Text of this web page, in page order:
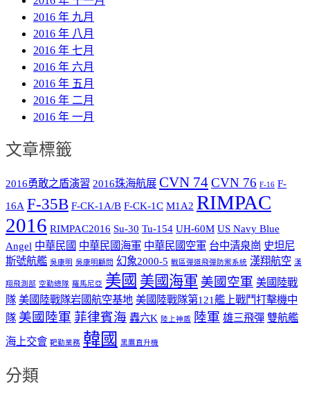
2016 年 九月
2016 年 八月
2016 年 七月
2016 年 六月
2016 年 五月
2016 年 二月
2016 年 一月
文章標籤
2016勇敢之盾演習 2016珠海航展 CVN 74CVN 76 F-16 F-
16A F-35B F-CK-1A/B F-CK-1C M1A2 RIMPAC
2016 RIMPAC2016 Su-30 Tu-154 UH-60M US Navy Blue
Angel 中華民國 中華民國海軍 中華民國空軍 台中清泉崗 史坦尼
斯號航艦 吳康明 吳康明顧問 幻象2000-5 戰區彈道飛彈防禦系統 漢翔航空 漢
翔飛測部 空勤總隊 羅馬尼亞 美國 美國海軍 美國空軍 美國陸戰
隊 美國陸戰隊岩國航空基地 美國陸戰隊第121艦上戰鬥打擊機中
隊 美國陸軍 菲律賓海 轟六K 陸上神盾 陸軍 雄三飛彈 雙航艦
海上交會 靶勤業務 韓國 黑鷹直升機
分類